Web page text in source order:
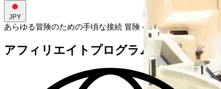
JPY
あらゆる冒険のための手頃な接続 冒険 へ
アフィリエイトプログラムに参加